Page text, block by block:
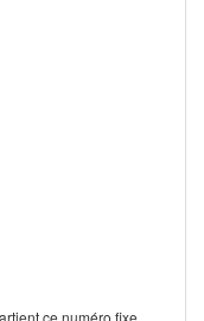
ce numéro fixe,